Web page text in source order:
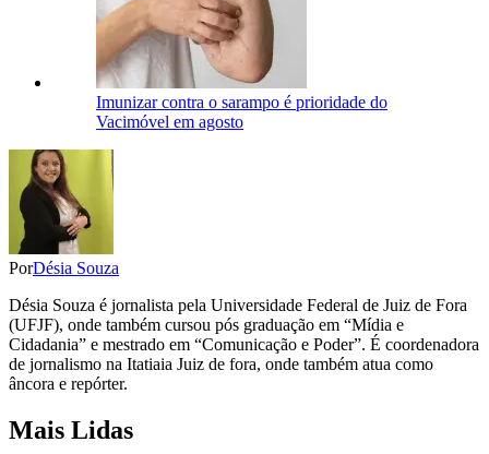
Imunizar contra o sarampo é prioridade do
Vacimóvel em agosto
PorDésia Souza
Désia Souza é jornalista pela Universidade Federal de Juiz de Fora
(UFJF), onde também cursou pós graduação em “Mídia e
Cidadania” e mestrado em “Comunicação e Poder”. É coordenadora
de jornalismo na Itatiaia Juiz de fora, onde também atua como
âncora e repórter.
Mais Lidas